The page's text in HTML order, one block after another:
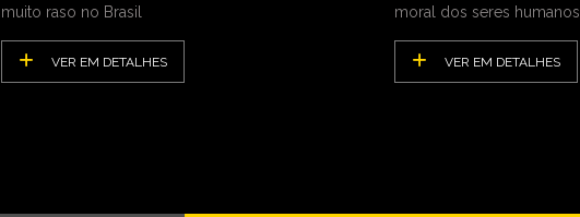
muito raso no Brasil
VER EM DETALHES
moral dos seres humanos
VER EM DETALHES